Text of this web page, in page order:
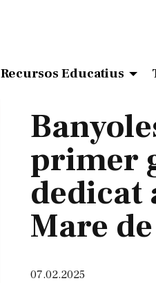
Recursos Educatius
primer
dedicat
Mare
07.02.2025